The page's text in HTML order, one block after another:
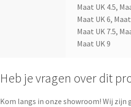
Maat UK 4.5,
Maat UK 6,
Maat UK 7.5,
Maat UK 9
Heb je vragen over dit
Kom langs in onze showroom! Wij zijn